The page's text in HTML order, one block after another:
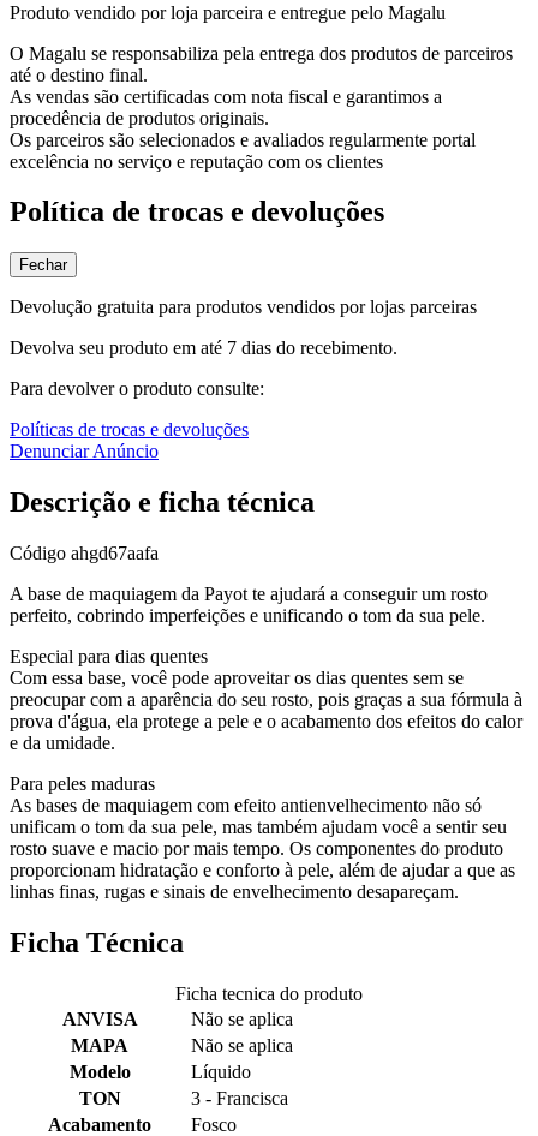
Produto vendido por loja parceira e entregue pelo Magalu
O Magalu se responsabiliza pela entrega dos produtos de parceiros
até o destino final.
As vendas são certificadas com nota fiscal e garantimos a
procedência de produtos originais.
Os parceiros são selecionados e avaliados regularmente portal
excelência no serviço e reputação com os clientes
Política de trocas e devoluções
Fechar
Devolução gratuita para produtos vendidos por lojas parceiras
Devolva seu produto em até 7 dias do recebimento.
Para devolver o produto consulte:
Políticas de trocas e devoluções
Denunciar Anúncio
Descrição e ficha técnica
Código ahgd67aafa
A base de maquiagem da Payot te ajudará a conseguir um rosto
perfeito, cobrindo imperfeições e unificando o tom da sua pele.
Especial para dias quentes
Com essa base, você pode aproveitar os dias quentes sem se
preocupar com a aparência do seu rosto, pois graças a sua fórmula à
prova d'água, ela protege a pele e o acabamento dos efeitos do calor
e da umidade.
Para peles maduras
As bases de maquiagem com efeito antienvelhecimento não só
unificam o tom da sua pele, mas também ajudam você a sentir seu
rosto suave e macio por mais tempo. Os componentes do produto
proporcionam hidratação e conforto à pele, além de ajudar a que as
linhas finas, rugas e sinais de envelhecimento desapareçam.
Ficha Técnica
Ficha tecnica do produto
ANVISA
Não se aplica
MAPA
Não se aplica
Modelo
Líquido
TON
3 - Francisca
Acabamento
Fosco